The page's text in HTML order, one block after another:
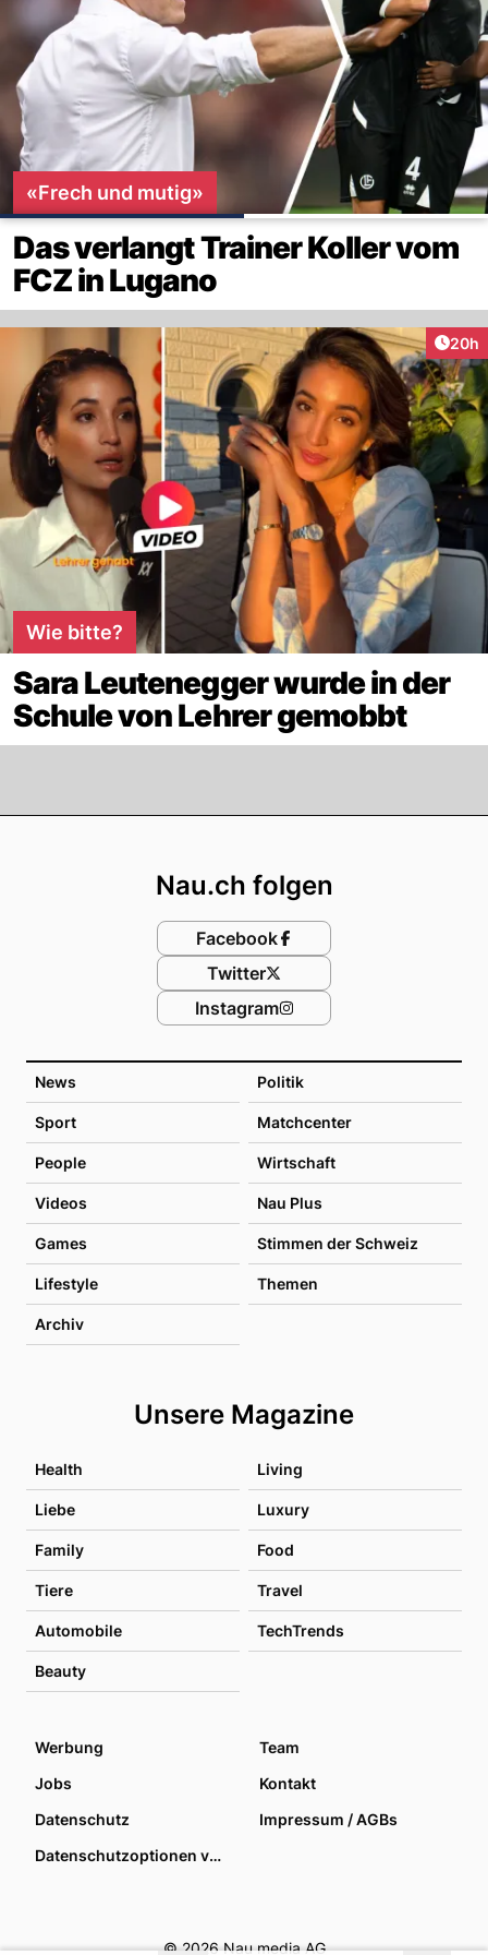
«Frech und mutig»
Das verlangt Trainer Koller vom
FCZ in Lugano
20h
Wie bitte?
Sara Leutenegger wurde in der
Schule von Lehrer gemobbt
News Politik
Sport Matchcenter
People Wirtschaft
Videos Nau Plus
Games Stimmen der Schweiz
Lifestyle Themen
Archiv
Unsere Magazine
Health Living
Liebe Luxury
Family Food
Tiere Travel
Automobile TechTrends
Beauty
Nau.ch folgen
Facebook
Twitter
Instagram
Werbung
Team
Jobs
Kontakt
Datenschutz
Impressum / AGBs
Datenschutzoptionen verwalten
© 2026 Nau media AG